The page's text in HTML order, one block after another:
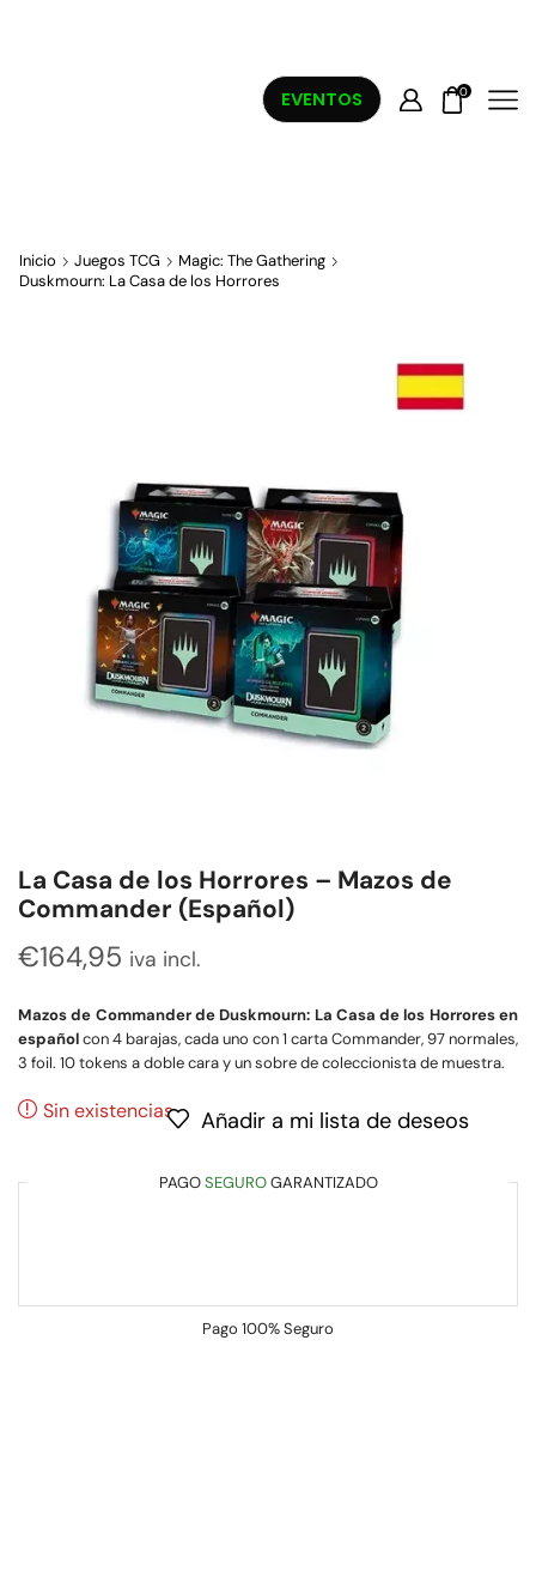
EVENTOS 0
Inicio Juegos TCG
Magic: The Gathering
Duskmourn: La Casa de los Horrores
La Casa de los Horrores – Mazos de
Commander (Español)
€164,95 iva incl.
Mazos de Commander de Duskmourn: La Casa de los Horrores en
españolcon 4 barajas, cada uno con 1 carta Commander, 97 normales,
3 foil. 10 tokens a doble cara y un sobre de coleccionista de muestra.
Sin existencias Añadir a mi lista de deseos
PAGOSEGUROGARANTIZADO
Pago 100% Seguro